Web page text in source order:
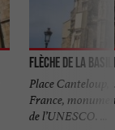
Flèche de la
Place Canteloup,
France,
de l’UNESCO. ...